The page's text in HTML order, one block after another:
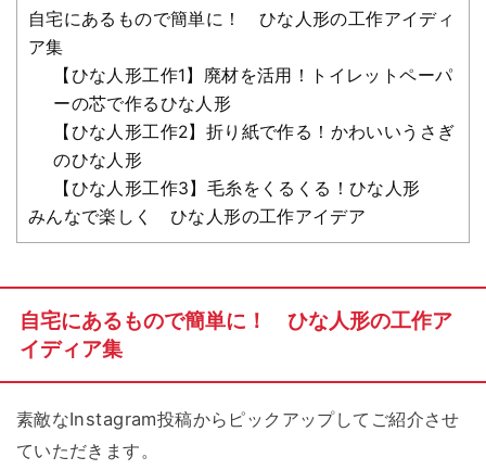
自宅にあるもので簡単に！ ひな人形の工作アイディ
ア集
【ひな人形工作1】廃材を活用！トイレットペーパ
ーの芯で作るひな人形
【ひな人形工作2】折り紙で作る！かわいいうさぎ
のひな人形
【ひな人形工作3】毛糸をくるくる！ひな人形
みんなで楽しく ひな人形の工作アイデア
自宅にあるもので簡単に！ ひな人形の工作ア
イディア集
素敵なInstagram投稿からピックアップしてご紹介させ
ていただきます。